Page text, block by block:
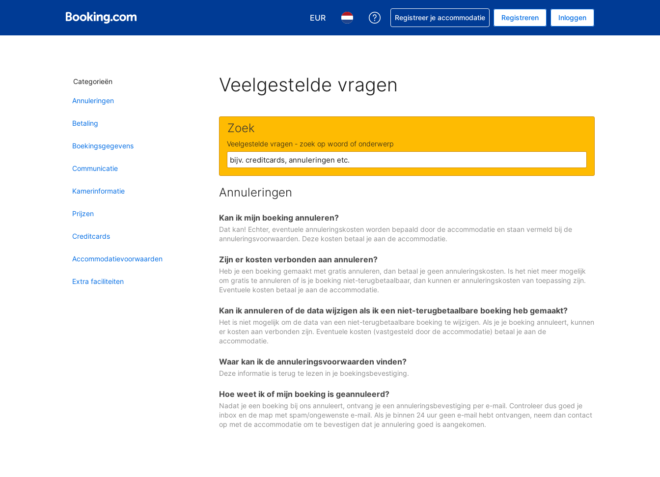
EUR
Kies je valuta. Je huidige valuta is EUR
Kies je taal. Je huidige taal is Nederlands
Krijg hulp bij je reservering
Registreer je accommodatie Registreren Inloggen
Categorieën
Annuleringen
Betaling
Boekingsgegevens
Communicatie
Kamerinformatie
Prijzen
Creditcards
Accommodatievoorwaarden
Extra faciliteiten
Veelgestelde vragen
Zoek
Veelgestelde vragen - zoek op woord of onderwerp
Annuleringen
Kan ik mijn boeking annuleren?
Dat kan! Echter, eventuele annuleringskosten worden bepaald door de accommodatie en staan vermeld bij de
annuleringsvoorwaarden. Deze kosten betaal je aan de accommodatie.
Zijn er kosten verbonden aan annuleren?
Heb je een boeking gemaakt met gratis annuleren, dan betaal je geen annuleringskosten. Is het niet meer mogelijk
om gratis te annuleren of is je boeking niet-terugbetaalbaar, dan kunnen er annuleringskosten van toepassing zijn.
Eventuele kosten betaal je aan de accommodatie.
Kan ik annuleren of de data wijzigen als ik een niet-terugbetaalbare boeking heb gemaakt?
Het is niet mogelijk om de data van een niet-terugbetaalbare boeking te wijzigen. Als je je boeking annuleert, kunnen
er kosten aan verbonden zijn. Eventuele kosten (vastgesteld door de accommodatie) betaal je aan de
accommodatie.
Waar kan ik de annuleringsvoorwaarden vinden?
Deze informatie is terug te lezen in je boekingsbevestiging.
Hoe weet ik of mijn boeking is geannuleerd?
Nadat je een boeking bij ons annuleert, ontvang je een annuleringsbevestiging per e-mail. Controleer dus goed je
inbox en de map met spam/ongewenste e-mail. Als je binnen 24 uur geen e-mail hebt ontvangen, neem dan contact
op met de accommodatie om te bevestigen dat je annulering goed is aangekomen.